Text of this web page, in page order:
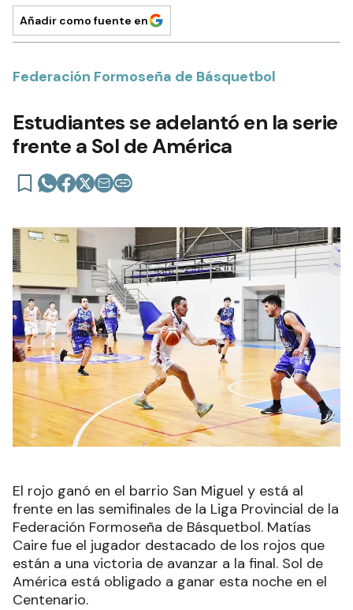
Añadir como fuente en
Federación Formoseña de Básquetbol
Estudiantes se adelantó en la serie
frente a Sol de América
El rojo ganó en el barrio San Miguel y está al
frente en las semifinales de la Liga Provincial de la
Federación Formoseña de Básquetbol. Matías
Caire fue el jugador destacado de los rojos que
están a una victoria de avanzar a la final. Sol de
América está obligado a ganar esta noche en el
Centenario.